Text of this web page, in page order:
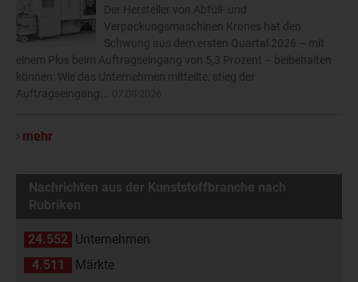
Der Hersteller von Abfüll- und
Verpackungsmaschinen Krones hat den
Schwung aus dem ersten Quartal 2026 – mit
einem Plus beim Auftragseingang von 5,3 Prozent – beibehalten
können: Wie das Unternehmen mitteilte, stieg der
Auftragseingang...
mehr
Nachrichten aus der Kunststoffbranche nach
Rubriken
24.552 Unternehmen
4.511
Märkte